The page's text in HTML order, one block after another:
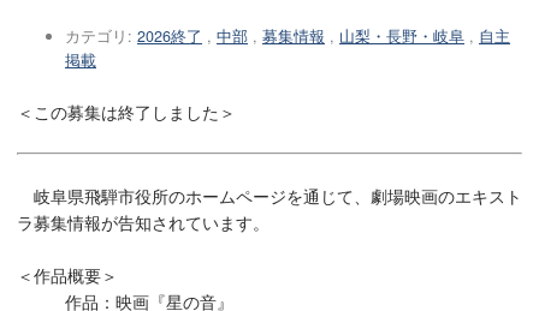
カテゴリ: 2026終了 , 中部 , 募集情報 , 山梨・長野・岐阜 , 自主
掲載
＜この募集は終了しました＞
岐阜県飛騨市役所のホームページを通じて、劇場映画のエキスト
ラ募集情報が告知されています。
＜作品概要＞
作品：映画『星の音』